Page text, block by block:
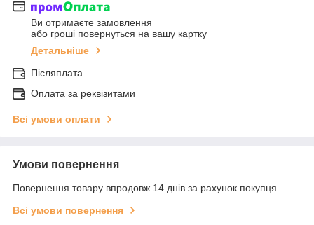
Ви отримаєте замовлення
або гроші повернуться на вашу картку
Детальніше
Післяплата
Оплата за реквізитами
Всі умови оплати
Умови повернення
Повернення товару впродовж 14 днів за рахунок покупця
Всі умови повернення